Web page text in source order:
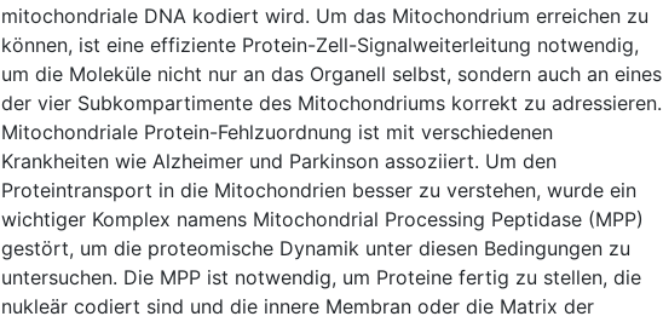
mitochondriale DNA kodiert wird. Um das Mitochondrium erreichen zu
können, ist eine effiziente Protein-Zell-Signalweiterleitung notwendig,
um die Moleküle nicht nur an das Organell selbst, sondern auch an eines
der vier Subkompartimente des Mitochondriums korrekt zu adressieren.
Mitochondriale Protein-Fehlzuordnung ist mit verschiedenen
Krankheiten wie Alzheimer und Parkinson assoziiert. Um den
Proteintransport in die Mitochondrien besser zu verstehen, wurde ein
wichtiger Komplex namens Mitochondrial Processing Peptidase (MPP)
gestört, um die proteomische Dynamik unter diesen Bedingungen zu
untersuchen. Die MPP ist notwendig, um Proteine fertig zu stellen, die
nukleär codiert sind und die innere Membran oder die Matrix der